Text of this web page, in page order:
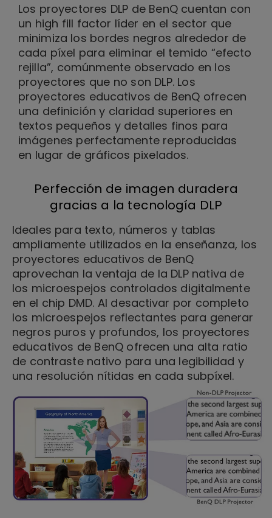
Los proyectores DLP de BenQ cuentan con
un high fill factor líder en el sector que
minimiza los bordes negros alrededor de
cada píxel para eliminar el temido “efecto
rejilla”, comúnmente observado en los
proyectores que no son DLP. Los
proyectores educativos de BenQ ofrecen
una definición y claridad superiores en
textos pequeños y detalles finos para
imágenes perfectamente reproducidas
en lugar de gráficos pixelados.
Perfección de imagen duradera
gracias a la tecnología DLP
Ideales para texto, números y tablas
ampliamente utilizados en la enseñanza, los
proyectores educativos de BenQ
aprovechan la ventaja de la DLP nativa de
los microespejos controlados digitalmente
en el chip DMD. Al desactivar por completo
los microespejos reflectantes para generar
negros puros y profundos, los proyectores
educativos de BenQ ofrecen una alta ratio
de contraste nativo para una legibilidad y
una resolución nítidas en cada subpíxel.